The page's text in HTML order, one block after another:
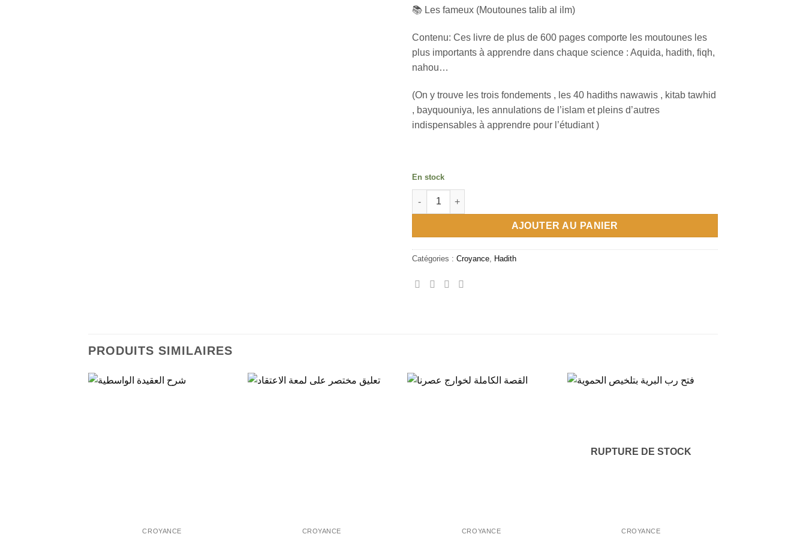
📚 Les fameux (Moutounes talib al ilm)
Contenu: Ces livre de plus de 600 pages comporte les moutounes les
plus importants à apprendre dans chaque science : Aquida, hadith, fiqh,
nahou…
(On y trouve les trois fondements , les 40 hadiths nawawis , kitab tawhid
, bayquouniya, les annulations de l’islam et pleins d’autres
indispensables à apprendre pour l’étudiant )
En stock
AJOUTER AU PANIER
Catégories : Croyance, Hadith
PRODUITS SIMILAIRES
CROYANCE CROYANCE CROYANCE
RUPTURE DE STOCK
CROYANCE